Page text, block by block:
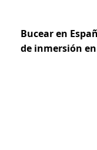
Bucear en
de inmersión en